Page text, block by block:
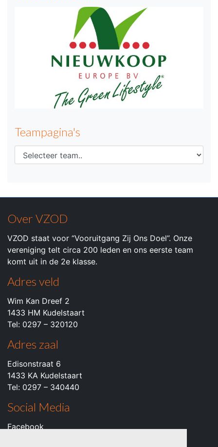
Teampagina's
Over VZOD
VZOD staat voor “Vooruitgang Zij Ons Doel”. Onze
vereniging telt circa 200 leden en ons eerste team
komt uit in de 2e klasse.
Adres veld
Wim Kan Dreef 2
1433 HM Kudelstaart
Tel: 0297 – 320120
Adres zaal
Edisonstraat 6
1433 KA Kudelstaart
Tel: 0297 – 340440
Social Media
Facebook